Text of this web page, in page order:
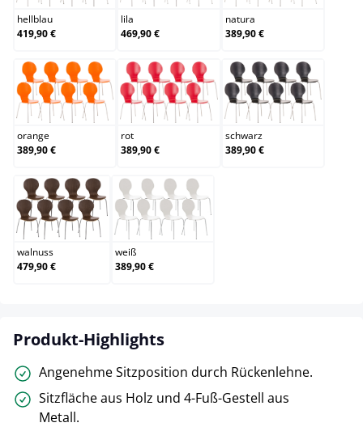
hellblau
419,90 €
lila
469,90 €
natura
389,90 €
orange
orange
389,90 €
rot
rot
389,90 €
schwarz
schwarz
389,90 €
walnuss
walnuss
479,90 €
weiß
weiß
389,90 €
Produkt-Highlights
Angenehme Sitzposition durch Rückenlehne.
Sitzfläche aus Holz und 4-Fuß-Gestell aus
Metall.